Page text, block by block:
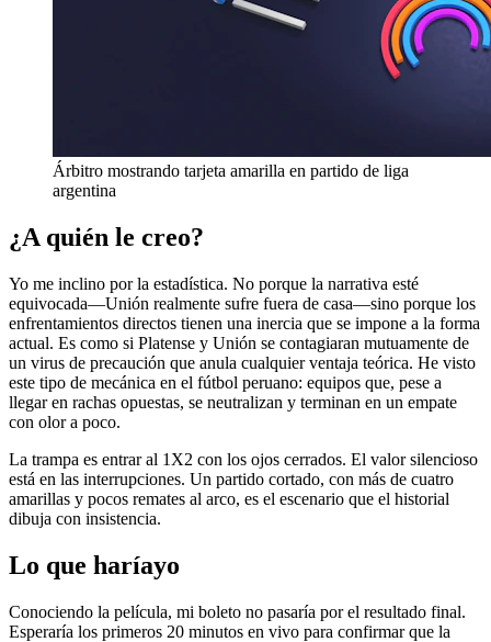
Árbitro mostrando tarjeta amarilla en partido de liga
argentina
¿A quién le creo?
Yo me inclino por la estadística. No porque la narrativa esté
equivocada—Unión realmente sufre fuera de casa—sino porque los
enfrentamientos directos tienen una inercia que se impone a la forma
actual. Es como si Platense y Unión se contagiaran mutuamente de
un virus de precaución que anula cualquier ventaja teórica. He visto
este tipo de mecánica en el fútbol peruano: equipos que, pese a
llegar en rachas opuestas, se neutralizan y terminan en un empate
con olor a poco.
La trampa es entrar al 1X2 con los ojos cerrados. El valor silencioso
está en las interrupciones. Un partido cortado, con más de cuatro
amarillas y pocos remates al arco, es el escenario que el historial
dibuja con insistencia.
Lo que haríayo
Conociendo la película, mi boleto no pasaría por el resultado final.
Esperaría los primeros 20 minutos en vivo para confirmar que la